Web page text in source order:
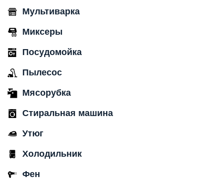
Мультиварка
Миксеры
Посудомойка
Пылесос
Мясорубка
Стиральная машина
Утюг
Холодильник
Фен